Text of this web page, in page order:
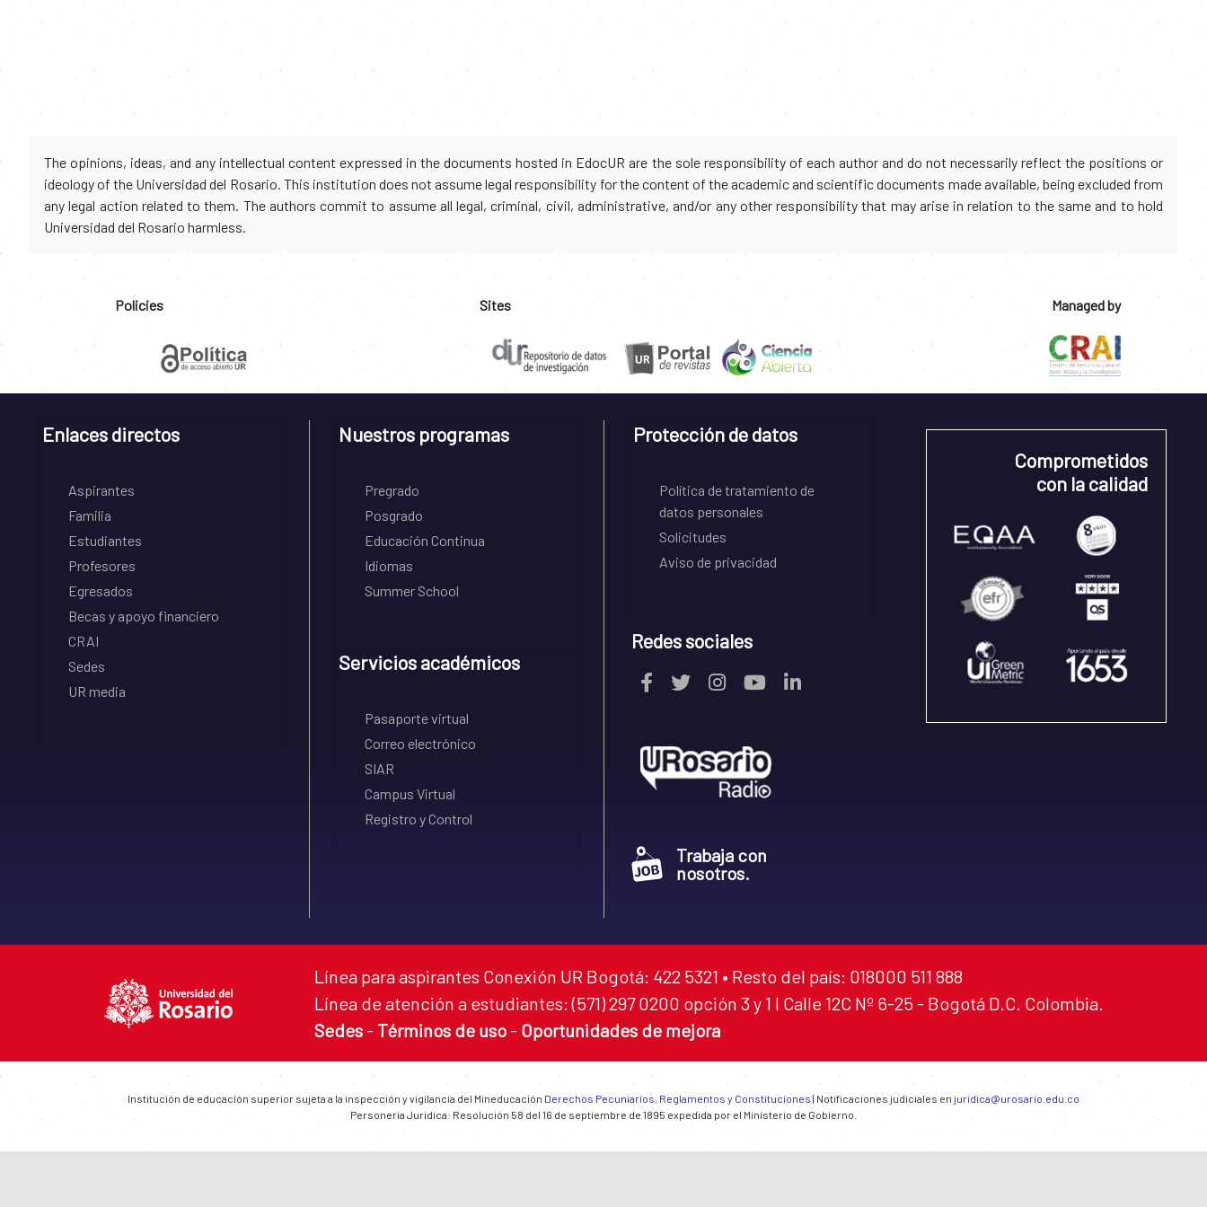
The opinions, ideas, and any intellectual content expressed in the documents hosted in EdocUR are the sole responsibility of each author and do not necessarily reflect the positions or
ideology of the Universidad del Rosario. This institution does not assume legal responsibility for the content of the academic and scientific documents made available, being excluded from
any legal action related to them. The authors commit to assume all legal, criminal, civil, administrative, and/or any other responsibility that may arise in relation to the same and to hold
Universidad del Rosario harmless.
Policies Sites Managed by
Enlaces directos
Aspirantes
Familia
Estudiantes
Profesores
Egresados
Becas y apoyo financiero
CRAI
Sedes
UR media
Nuestros programas
Pregrado
Posgrado
Educación Continua
Idiomas
Summer School
Servicios académicos
Pasaporte virtual
Correo electrónico
SIAR
Campus Virtual
Registro y Control
Protección de datos
Política de tratamiento de
datos personales
Solicitudes
Aviso de privacidad
Redes sociales
Trabaja con
nosotros.
Comprometidos
con la calidad
Línea para aspirantes Conexión UR Bogotá: 422 5321 • Resto del país: 018000 511 888
Línea de atención a estudiantes: (571) 297 0200 opción 3 y 1 I Calle 12C Nº 6-25 - Bogotá D.C. Colombia.
Sedes - Términos de uso - Oportunidades de mejora
Institución de educación superior sujeta a la inspección y vigilancia del Mineducación Derechos Pecuniarios, Reglamentos y Constituciones | Notificaciones judiciales en juridica@urosario.edu.co
Personería Jurídica: Resolución 58 del 16 de septiembre de 1895 expedida por el Ministerio de Gobierno.